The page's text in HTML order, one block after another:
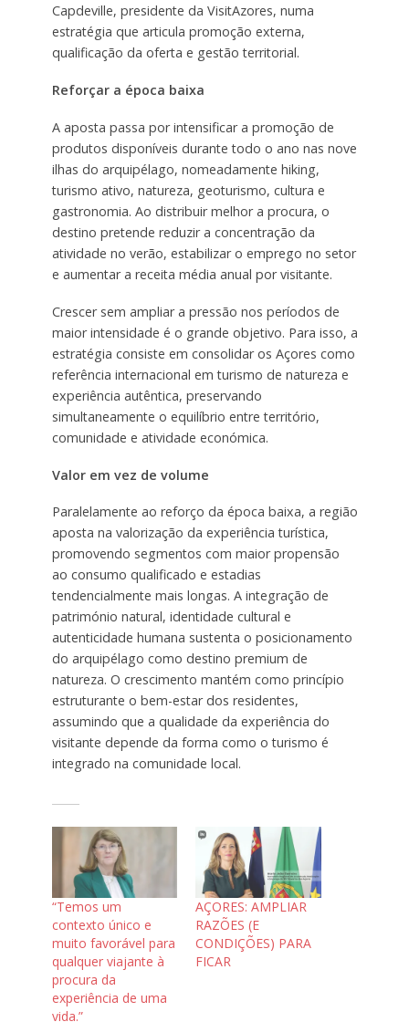
Capdeville, presidente da VisitAzores, numa
estratégia que articula promoção externa,
qualificação da oferta e gestão territorial.
Reforçar a época baixa
A aposta passa por intensificar a promoção de
produtos disponíveis durante todo o ano nas nove
ilhas do arquipélago, nomeadamente hiking,
turismo ativo, natureza, geoturismo, cultura e
gastronomia. Ao distribuir melhor a procura, o
destino pretende reduzir a concentração da
atividade no verão, estabilizar o emprego no setor
e aumentar a receita média anual por visitante.
Crescer sem ampliar a pressão nos períodos de
maior intensidade é o grande objetivo. Para isso, a
estratégia consiste em consolidar os Açores como
referência internacional em turismo de natureza e
experiência autêntica, preservando
simultaneamente o equilíbrio entre território,
comunidade e atividade económica.
Valor em vez de volume
Paralelamente ao reforço da época baixa, a região
aposta na valorização da experiência turística,
promovendo segmentos com maior propensão
ao consumo qualificado e estadias
tendencialmente mais longas. A integração de
património natural, identidade cultural e
autenticidade humana sustenta o posicionamento
do arquipélago como destino premium de
natureza. O crescimento mantém como princípio
estruturante o bem-estar dos residentes,
assumindo que a qualidade da experiência do
visitante depende da forma como o turismo é
integrado na comunidade local.
“Temos um
contexto único e
muito favorável para
qualquer viajante à
procura da
experiência de uma
vida.”
AÇORES: AMPLIAR
RAZÕES (E
CONDIÇÕES) PARA
FICAR